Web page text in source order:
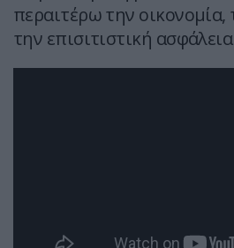
περαιτέρω την οικονομία,
την επισιτιστική